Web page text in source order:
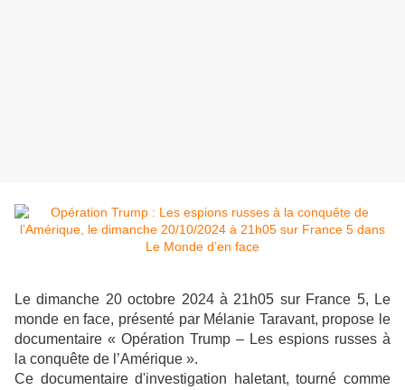
Le dimanche 20 octobre 2024 à 21h05 sur France 5, Le
monde en face, présenté par Mélanie Taravant, propose le
documentaire « Opération Trump – Les espions russes à
la conquête de l’Amérique ».
Ce documentaire d'investigation haletant, tourné comme